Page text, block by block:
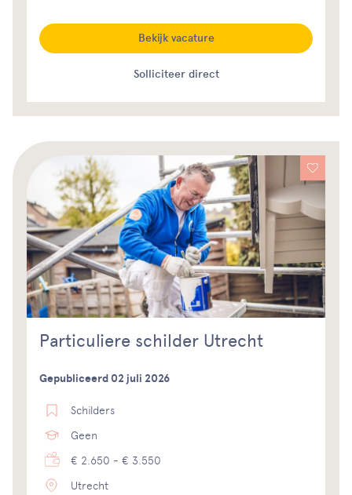
Solliciteer direct
Bekijk vacature
Particuliere schilder Utrecht
Gepubliceerd 02 juli 2026
Schilders
Geen
€ 2.650 - € 3.550
Utrecht